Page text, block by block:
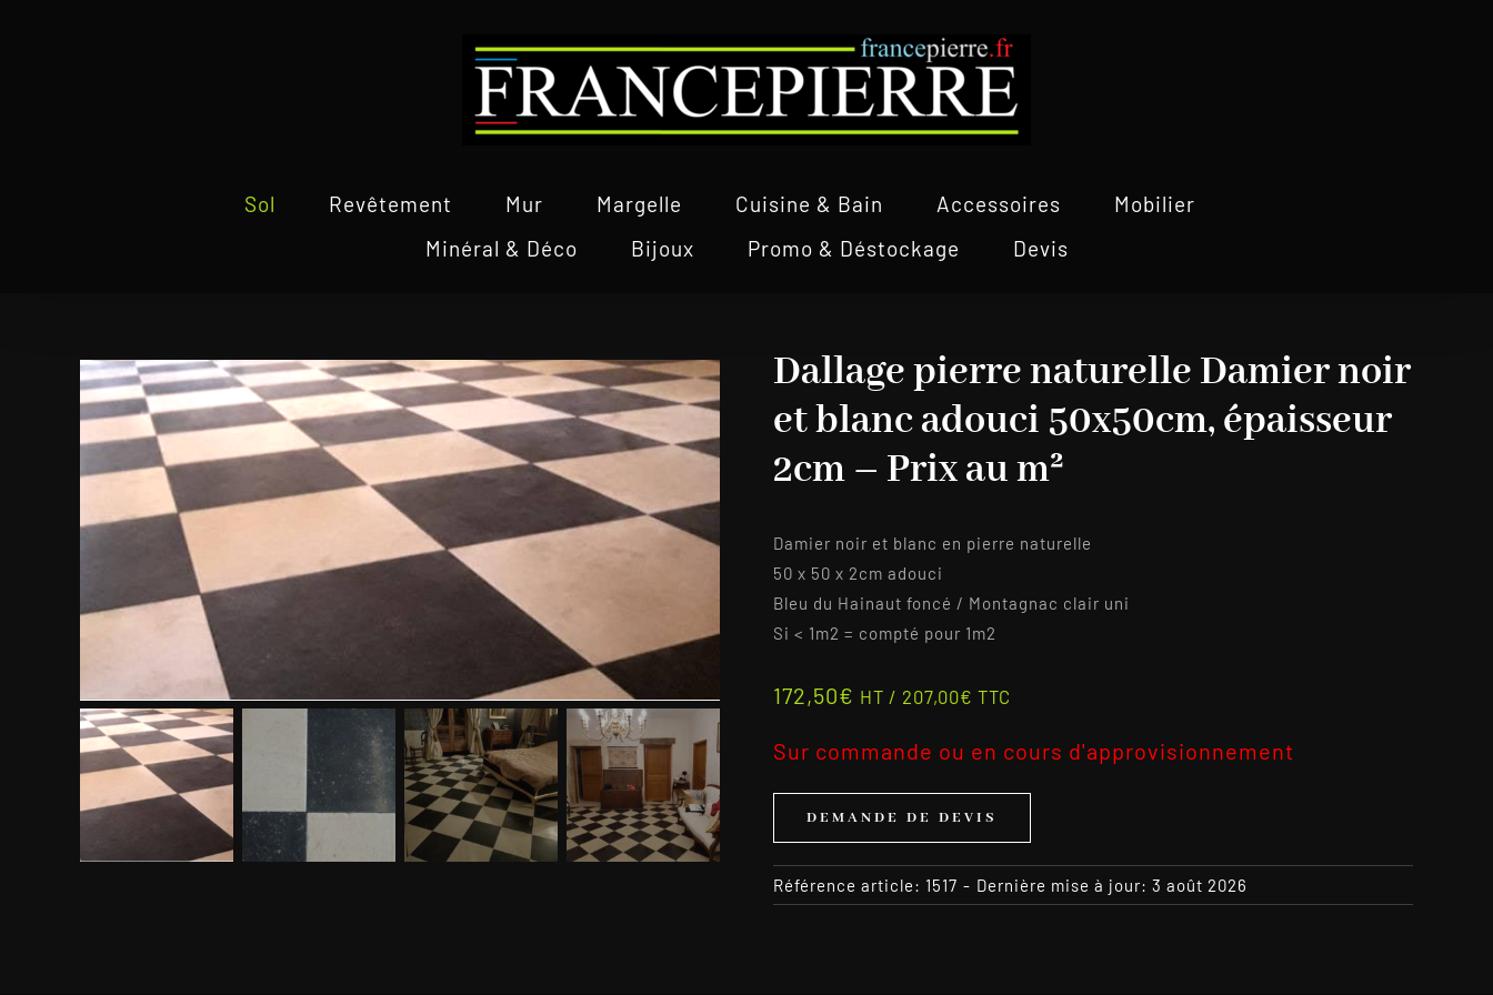
Sol Revêtement Mur Margelle Cuisine & Bain Accessoires
Mobilier
Minéral & Déco
Bijoux Promo & Déstockage Devis
Dallage pierre naturelle Damier noir
et blanc adouci 50x50cm, épaisseur
2cm – Prix au m²
Damier noir et blanc en pierre naturelle
50 x 50 x 2cm adouci
Bleu du Hainaut foncé / Montagnac clair uni
Si < 1m2 = compté pour 1m2
172,50€ HT / 207,00€ TTC
Sur commande ou en cours d'approvisionnement
DEMANDE DE DEVIS
Référence article: 1517 - Dernière mise à jour: 3 août 2026